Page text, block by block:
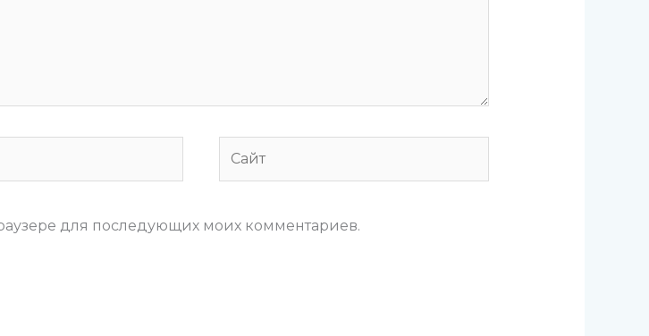
для последующих моих комментариев.